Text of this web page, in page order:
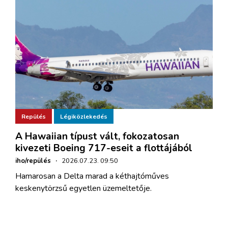
Repülés Légiközlekedés
A Hawaiian típust vált, fokozatosan
kivezeti Boeing 717-eseit a flottájából
iho/repülés · 2026.07.23. 09:50
Hamarosan a Delta marad a kéthajtóműves
keskenytörzsű egyetlen üzemeltetője.